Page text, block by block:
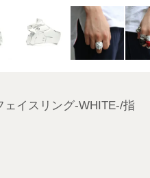
イスリング-WHITE-/指